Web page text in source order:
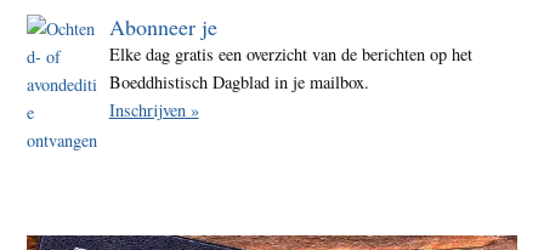
Abonneer je
Elke dag gratis een overzicht van de berichten op het
Boeddhistisch Dagblad in je mailbox.
Inschrijven »